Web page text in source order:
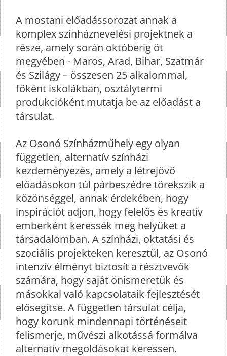
A mostani előadássorozat annak a
komplex színháznevelési projektnek a
része, amely során októberig öt
megyében - Maros, Arad, Bihar, Szatmár
és Szilágy – összesen 25 alkalommal,
főként iskolákban, osztálytermi
produkcióként mutatja be az előadást a
társulat.
Az Osonó Színházműhely egy olyan
független, alternatív színházi
kezdeményezés, amely a létrejövő
előadásokon túl párbeszédre törekszik a
közönséggel, annak érdekében, hogy
inspirációt adjon, hogy felelős és kreatív
emberként keressék meg helyüket a
társadalomban. A színházi, oktatási és
szociális projekteken keresztül, az Osonó
intenzív élményt biztosít a résztvevők
számára, hogy saját önismeretük és
másokkal való kapcsolataik fejlesztését
elősegítse. A független társulat célja,
hogy korunk mindennapi történéseit
felismerje, művészi alkotássá formálva
alternatív megoldásokat keressen.